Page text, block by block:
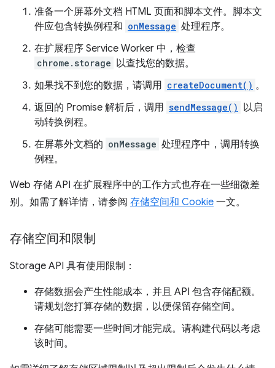
准备一个屏幕外文档 HTML 页面和脚本文件。脚本文
件应包含转换例程和 onMessage 处理程序。
在扩展程序 Service Worker 中，检查
chrome.storage 以查找您的数据。
如果找不到您的数据，请调用 createDocument() 。
返回的 Promise 解析后，调用 sendMessage() 以启
动转换例程。
在屏幕外文档的 onMessage 处理程序中，调用转换
例程。
Web 存储 API 在扩展程序中的工作方式也存在一些细微差
别。如需了解详情，请参阅 存储空间和 Cookie 一文。
存储空间和限制
Storage API 具有使用限制：
存储数据会产生性能成本，并且 API 包含存储配额。
请规划您打算存储的数据，以便保留存储空间。
存储可能需要一些时间才能完成。请构建代码以考虑
该时间。